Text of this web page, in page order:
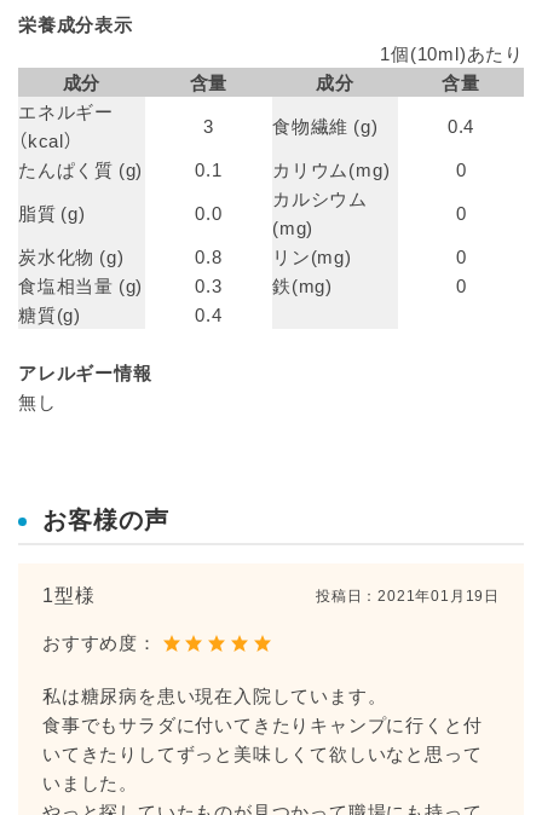
栄養成分表示
1個(10ml)あたり
成分
含量 成分
含量
エネルギー
（kcal）
3 食物繊維 (g)
0.4
たんぱく質 (g)
0.1 カリウム(mg)
0
脂質 (g)
0.0
カルシウム
(mg)
0
炭水化物 (g)
0.8 リン(mg)
0
食塩相当量 (g)
0.3 鉄(mg)
0
糖質(g)
0.4
アレルギー情報
無し
お客様の声
1型様 投稿日：2021年01月19日
おすすめ度：
私は糖尿病を患い現在入院しています。
食事でもサラダに付いてきたりキャンプに行くと付
いてきたりしてずっと美味しくて欲しいなと思って
いました。